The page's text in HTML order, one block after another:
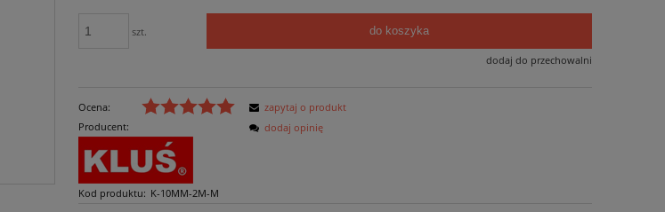
szt. do koszyka
dodaj do przechowalni
Ocena:
Producent:
Kod produktu: K-10MM-2M-M
zapytaj o produkt
dodaj opinię